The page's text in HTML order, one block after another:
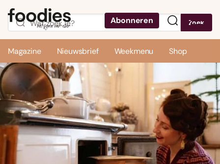
Abonneren Zoek
Magazine Nieuwsbrief Weekmenu Shop